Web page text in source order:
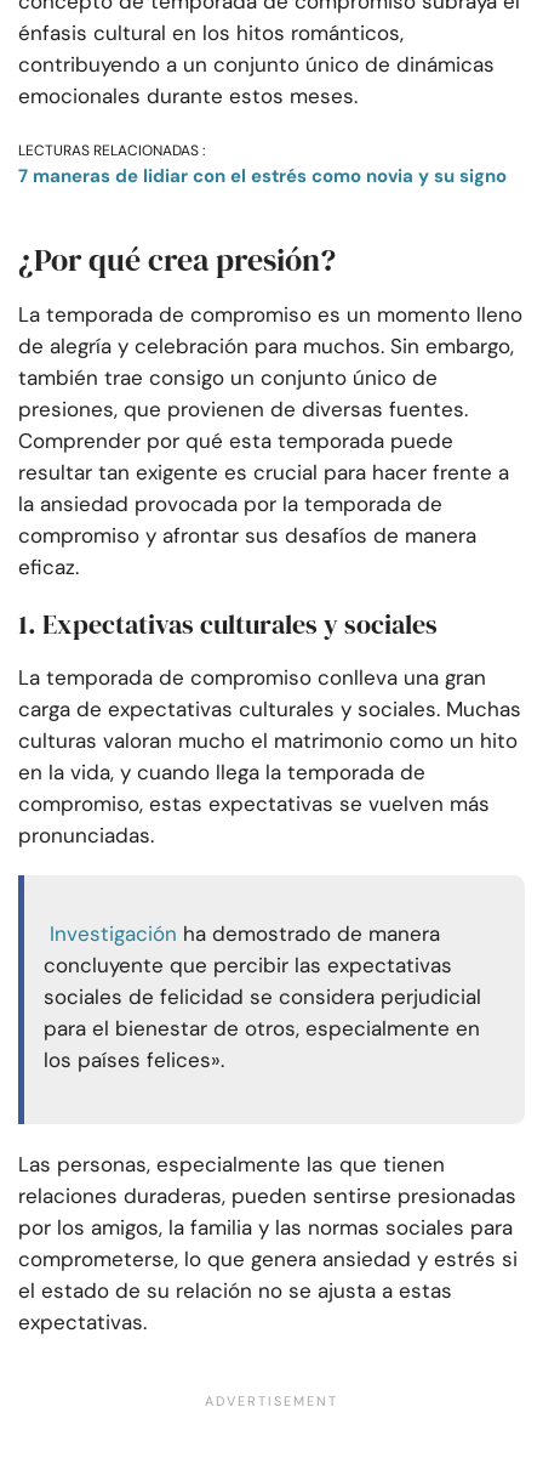
énfasis cultural en los hitos románticos,
contribuyendo a un conjunto único de dinámicas
emocionales durante estos meses.
LECTURAS RELACIONADAS :
7 maneras de lidiar con el estrés como novia y su signo
¿Por qué crea presión?
La temporada de compromiso es un momento lleno
de alegría y celebración para muchos. Sin embargo,
también trae consigo un conjunto único de
presiones, que provienen de diversas fuentes.
Comprender por qué esta temporada puede
resultar tan exigente es crucial para hacer frente a
la ansiedad provocada por la temporada de
compromiso y afrontar sus desafíos de manera
eficaz.
1. Expectativas culturales y sociales
La temporada de compromiso conlleva una gran
carga de expectativas culturales y sociales. Muchas
culturas valoran mucho el matrimonio como un hito
en la vida, y cuando llega la temporada de
compromiso, estas expectativas se vuelven más
pronunciadas.
Investigación ha demostrado de manera
concluyente que percibir las expectativas
sociales de felicidad se considera perjudicial
para el bienestar de otros, especialmente en
los países felices».
Las personas, especialmente las que tienen
relaciones duraderas, pueden sentirse presionadas
por los amigos, la familia y las normas sociales para
comprometerse, lo que genera ansiedad y estrés si
el estado de su relación no se ajusta a estas
expectativas.